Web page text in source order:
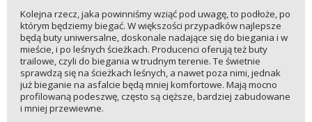
Kolejna rzecz, jaka powinniśmy wziąć pod uwagę, to podłoże, po
którym będziemy biegać. W większości przypadków najlepsze
będą buty uniwersalne, doskonale nadające się do biegania i w
mieście, i po leśnych ścieżkach. Producenci oferują też buty
trailowe, czyli do biegania w trudnym terenie. Te świetnie
sprawdzą się na ścieżkach leśnych, a nawet poza nimi, jednak
już bieganie na asfalcie będą mniej komfortowe. Mają mocno
profilowaną podeszwę, często są cięższe, bardziej zabudowane
i mniej przewiewne.